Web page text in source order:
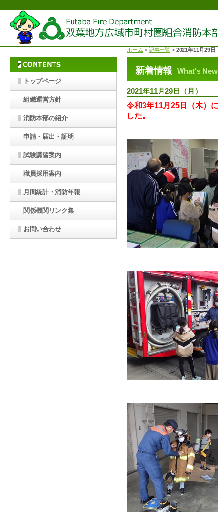
ホーム >記事一覧 >2021年11月29日
新着情報 What's New
2021年11月29日（月）
令和3年11月25日（木）
した。
トップページ
組織運営方針
消防本部の紹介
申請・届出・証明
試験講習案内
職員採用案内
月間統計・消防年報
関係機関リンク集
お問い合わせ